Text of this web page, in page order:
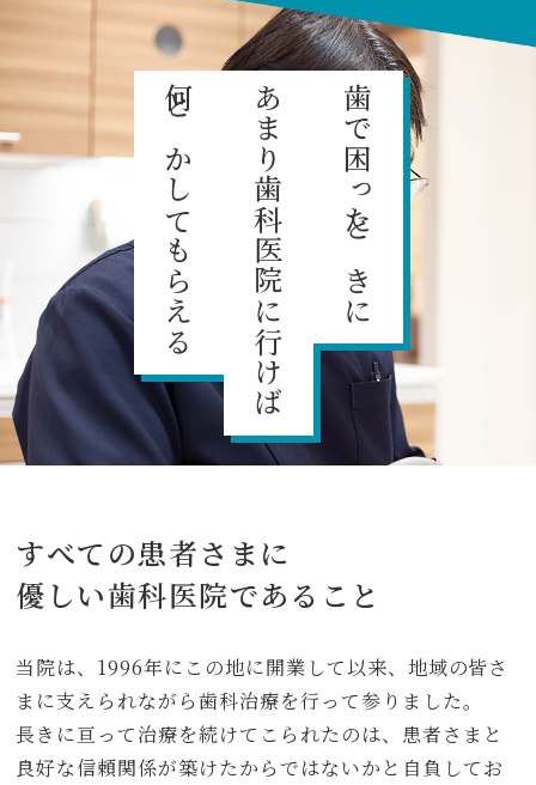
何とかしてもらえる あまり歯科医院に行けば 歯で困ったときに
すべての患者さまに
優しい歯科医院であること
当院は、1996年にこの地に開業して以来、地域の皆さ
まに支えられながら歯科治療を行って参りました。
長きに亘って治療を続けてこられたのは、患者さまと
良好な信頼関係が築けたからではないかと自負してお